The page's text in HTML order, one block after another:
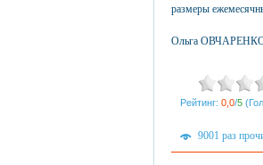
размеры
Ольга
Рейтинг: 0,0/5
9001 раз